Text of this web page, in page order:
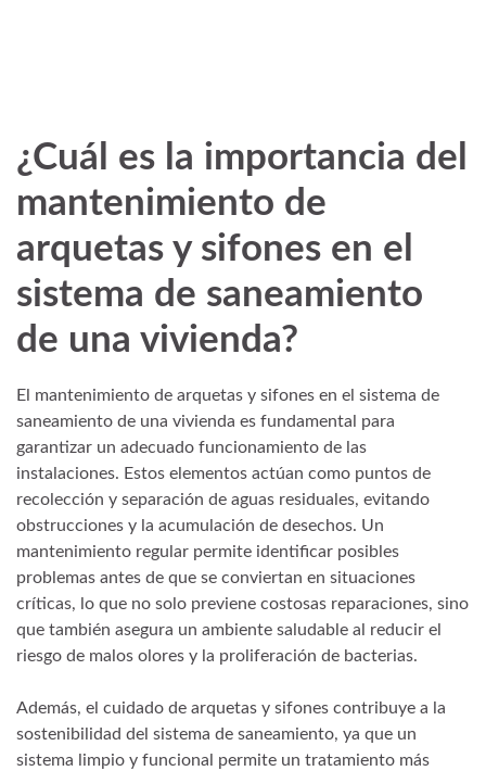
¿Cuál es la importancia del
mantenimiento de
arquetas y sifones en el
sistema de saneamiento
de una vivienda?
El mantenimiento de arquetas y sifones en el sistema de
saneamiento de una vivienda es fundamental para
garantizar un adecuado funcionamiento de las
instalaciones. Estos elementos actúan como puntos de
recolección y separación de aguas residuales, evitando
obstrucciones y la acumulación de desechos. Un
mantenimiento regular permite identificar posibles
problemas antes de que se conviertan en situaciones
críticas, lo que no solo previene costosas reparaciones, sino
que también asegura un ambiente saludable al reducir el
riesgo de malos olores y la proliferación de bacterias.
Además, el cuidado de arquetas y sifones contribuye a la
sostenibilidad del sistema de saneamiento, ya que un
sistema limpio y funcional permite un tratamiento más